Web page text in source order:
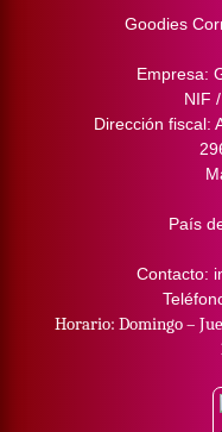
Goodies
Empresa:
NIF
Dirección fiscal:
País
Contacto:
Horario: Domingo –